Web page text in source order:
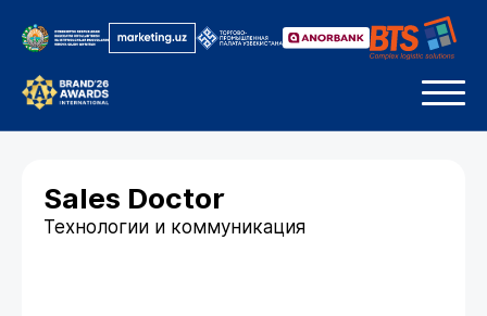
Sales Doctor
Технологии и коммуникация